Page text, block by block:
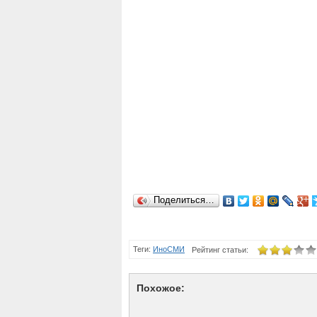
Поделиться…
Теги: ИноСМИ Рейтинг статьи:
Похожое: